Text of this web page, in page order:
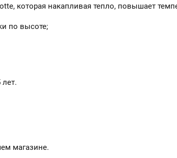
которая накапливая тепло, повышает
по высоте;
магазине.